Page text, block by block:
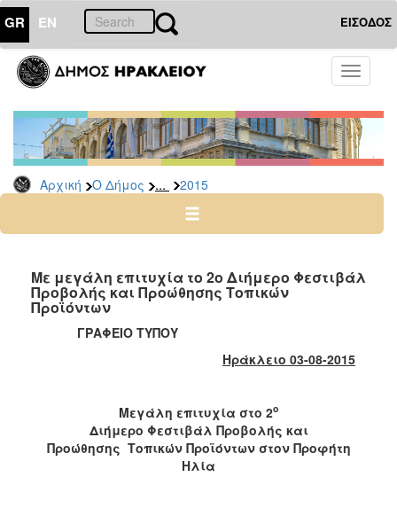
GR EN ΕΙΣΟΔΟΣ
Toggle
Αρχική Ο Δήμος ... 2015
ΔΗΜΟΣ
Δελτία
Τύπου
Αρχείο
2026
2024
2022
2017
2016
Με μεγάλη επιτυχία το 2ο Διήμερο Φεστιβάλ
Προβολής και Προώθησης Τοπικών
Προϊόντων
ΓΡΑΦΕΙΟ ΤΥΠΟΥ
Ηράκλειο 03-08-2015
Μεγάλη επιτυχία στο 2ο
Διήμερο Φεστιβάλ Προβολής και
Προώθησης Τοπικών Προϊόντων στον Προφήτη
Ηλία